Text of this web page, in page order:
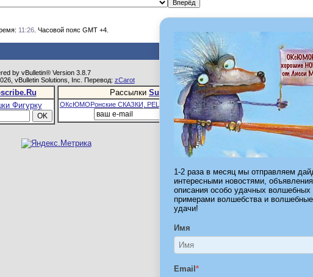
1-2 раза в месяц мы отправляем
интересными новостями,
описания особо удачных волшебных
примерами волшебства и
удачи!
Имя
Email *
11:26. Часовой пояс GMT +4.
Обратная связь-
by vBulletin® Version 3.8.7
vBulletin Solutions, Inc. Перевод: zCarot
Фигурку
Рассылки Subscribe.Ru
ОКсЮМОРонские СКАЗКИ, РЕЦЕПТЫ И ШТУЧКИ ДЛЯ ВСЕХ